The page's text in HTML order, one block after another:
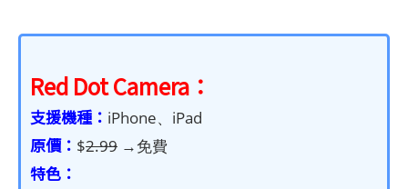
Red Dot Camera：
支援機種： iPhone、iPad
原價： $2.99 →免費
特色：